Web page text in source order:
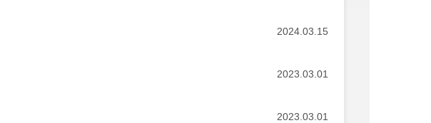
2024.03.15
2023.03.01
2023.03.01